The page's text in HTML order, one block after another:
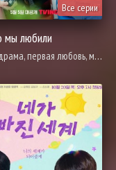
Все серии
мы любили
драма, первая любовь, мелодрама, про молодость и любовь, броманс, романтика, про школу и школьников